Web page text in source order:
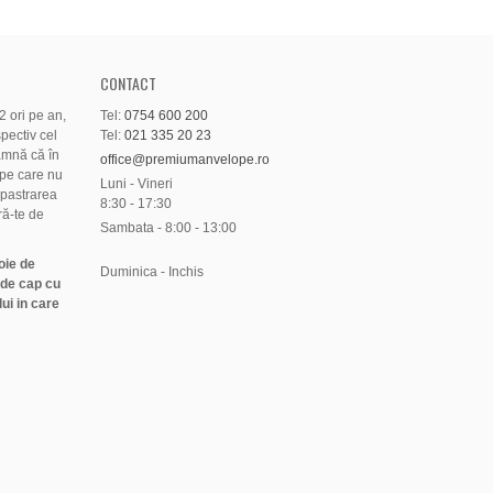
ori pe an,
cel
că în
care nu
te de
de
cap cu
in care
CONTACT
Tel: 0754 600 200
Tel: 021 335 20 23
office@premiumanvelope.ro
Luni - Vineri
8:30 - 17:30
Sambata - 8:00 - 13:00
Duminica - Inchis